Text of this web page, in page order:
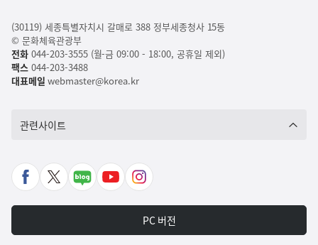
(30119) 세종특별자치시 갈매로 388 정부세종청사 15동
© 문화체육관광부
전화044-203-3555 (월-금 09:00 - 18:00, 공휴일 제외)
팩스044-203-3488
대표메일 webmaster@korea.kr
관련사이트
페
북
X
가
네
포
유
바
인
타
그
PC 버전